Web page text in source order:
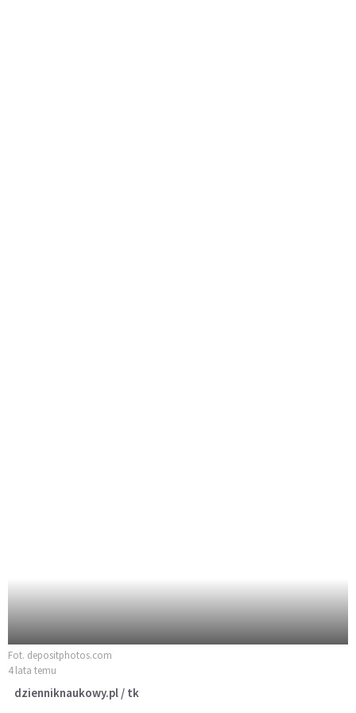
Fot. depositphotos.com
4 lata temu
dzienniknaukowy.pl / tk